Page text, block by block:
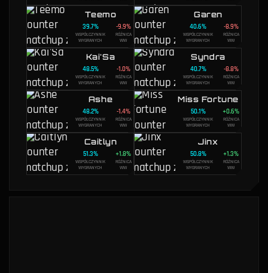
Teemo
39.7%
WSPÓŁCZYNNIK
WYGRANYCH
-9.9%
RÓŻNICA
WW
Garen
40.6%
WSPÓŁCZYNNIK
WYGRANYCH
-8.9%
RÓŻNICA
WW
Kai'Sa
48.5%
WSPÓŁCZYNNIK
WYGRANYCH
-1.0%
RÓŻNICA
WW
Syndra
40.7%
WSPÓŁCZYNNIK
WYGRANYCH
-8.8%
RÓŻNICA
WW
Ashe
48.2%
WSPÓŁCZYNNIK
WYGRANYCH
-1.4%
RÓŻNICA
WW
Miss Fortune
50.1%
WSPÓŁCZYNNIK
WYGRANYCH
+0.6%
RÓŻNICA
WW
Caitlyn
51.3%
WSPÓŁCZYNNIK
WYGRANYCH
+1.8%
RÓŻNICA
WW
Jinx
50.8%
WSPÓŁCZYNNIK
WYGRANYCH
+1.3%
RÓŻNICA
WW